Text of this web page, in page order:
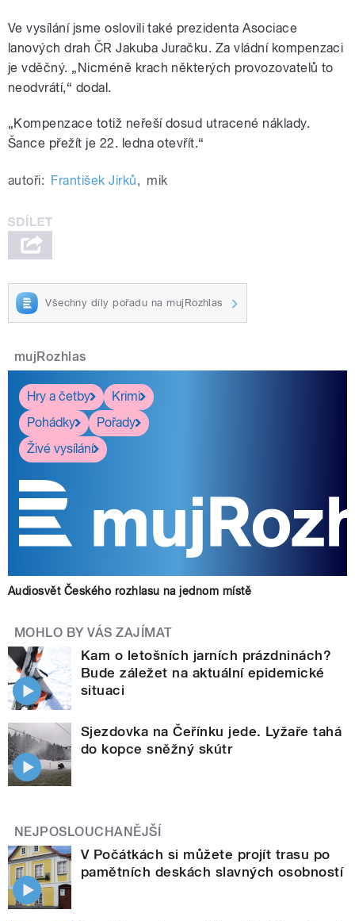
Ve vysílání jsme oslovili také prezidenta Asociace
lanových drah ČR Jakuba Juračku. Za vládní kompenzaci
je vděčný. „Nicméně krach některých provozovatelů to
neodvrátí,“ dodal.
„Kompenzace totiž neřeší dosud utracené náklady.
Šance přežít je 22. ledna otevřít.“
autoři: František Jirků, mik
Všechny díly pořadu na mujRozhlas
mujRozhlas
Hry a četby
Krimi
Pohádky
Pořady
Živé vysílání
Audiosvět Českého rozhlasu na jednom místě
MOHLO BY VÁS ZAJÍMAT
Kam o letošních jarních prázdninách?
Bude záležet na aktuální epidemické
situaci
Sjezdovka na Čeřínku jede. Lyžaře tahá
do kopce sněžný skútr
NEJPOSLOUCHANĚJŠÍ
V Počátkách si můžete projít trasu po
pamětních deskách slavných osobností